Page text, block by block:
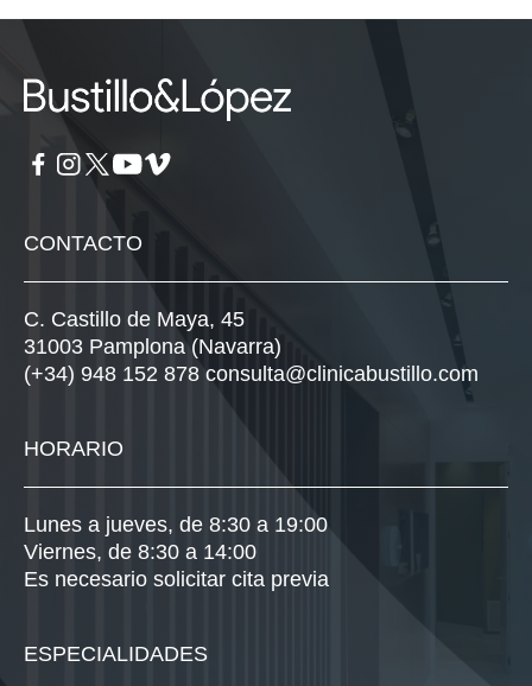
CONTACTO
C. Castillo de Maya, 45
31003 Pamplona (Navarra)
(+34) 948 152 878 consulta@clinicabustillo.com
HORARIO
Lunes a jueves, de 8:30 a 19:00
Viernes, de 8:30 a 14:00
Es necesario solicitar cita previa
ESPECIALIDADES